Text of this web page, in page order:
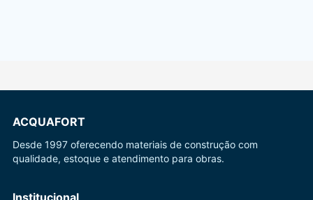
ACQUAFORT
Desde 1997 oferecendo materiais de construção com
qualidade, estoque e atendimento para obras.